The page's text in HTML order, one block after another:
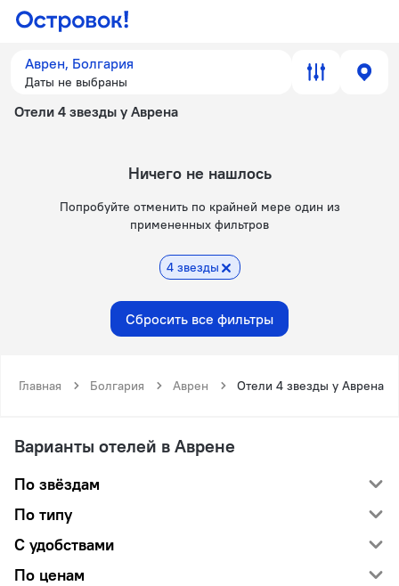
Аврен, Болгария
Даты не выбраны
Отели 4 звезды у Аврена
Ничего не нашлось
Попробуйте отменить по крайней мере один из
примененных фильтров
4 звезды
Сбросить все фильтры
Главная Болгария Аврен Отели 4 звезды у Аврена
Варианты отелей в Аврене
По звёздам
По типу
С удобствами
По ценам